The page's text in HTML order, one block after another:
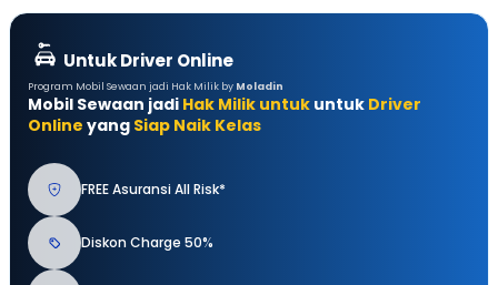
Untuk Driver Online
Program Mobil Sewaan jadi Hak Milik by Moladin
Mobil Sewaan jadi Hak Milik untuk untuk Driver
Online yang Siap Naik Kelas
FREE Asuransi All Risk*
Diskon Charge 50%